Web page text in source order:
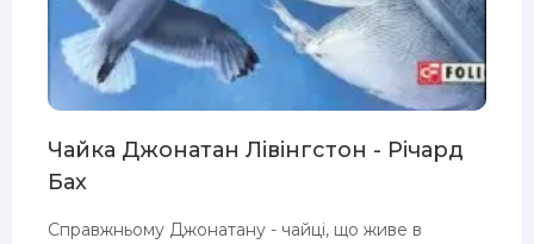
Чайка Джонатан Лівінгстон - Річард
Бах
Справжньому Джонатану - чайці, що живе в